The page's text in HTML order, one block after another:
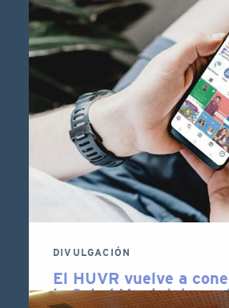
El doctor Benedicto Crespo-
investigador responsable del
Psiquiatría Traslacional del
académico de número de
Real Academia Nacional de
España (RANME), tomó ayer
2 DE OCTUBRE DE 2025
DIVULGACIÓN
El HUVR vuelve a
la Salud Mental de